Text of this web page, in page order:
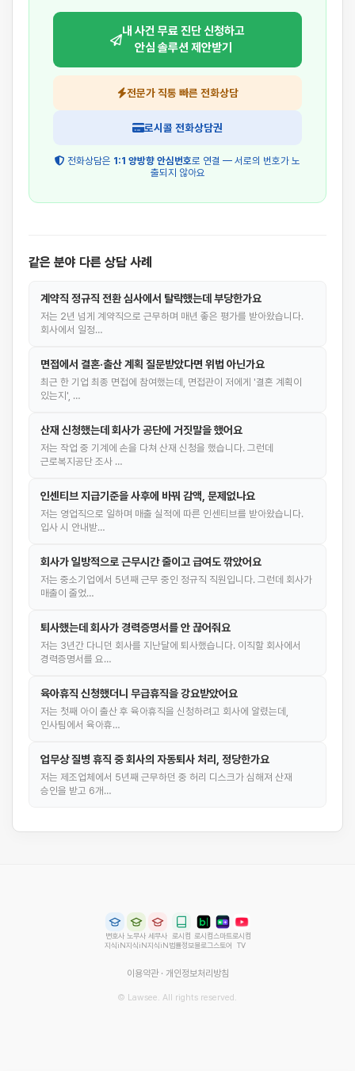
내 사건 무료 진단 신청하고
안심 솔루션 제안받기
전문가 직통 빠른 전화상담
로시콜 전화상담권
전화상담은 1:1 양방향 안심번호로 연결 — 서로의 번호가 노
출되지 않아요
같은 분야 다른 상담 사례
계약직 정규직 전환 심사에서 탈락했는데 부당한가요
저는 2년 넘게 계약직으로 근무하며 매년 좋은 평가를 받아왔습니다.
회사에서 일정…
면접에서 결혼·출산 계획 질문받았다면 위법 아닌가요
최근 한 기업 최종 면접에 참여했는데, 면접관이 저에게 '결혼 계획이
있는지', …
산재 신청했는데 회사가 공단에 거짓말을 했어요
저는 작업 중 기계에 손을 다쳐 산재 신청을 했습니다. 그런데
근로복지공단 조사 …
인센티브 지급기준을 사후에 바꿔 감액, 문제없나요
저는 영업직으로 일하며 매출 실적에 따른 인센티브를 받아왔습니다.
입사 시 안내받…
회사가 일방적으로 근무시간 줄이고 급여도 깎았어요
저는 중소기업에서 5년째 근무 중인 정규직 직원입니다. 그런데 회사가
매출이 줄었…
퇴사했는데 회사가 경력증명서를 안 끊어줘요
저는 3년간 다니던 회사를 지난달에 퇴사했습니다. 이직할 회사에서
경력증명서를 요…
육아휴직 신청했더니 무급휴직을 강요받았어요
저는 첫째 아이 출산 후 육아휴직을 신청하려고 회사에 알렸는데,
인사팀에서 육아휴…
업무상 질병 휴직 중 회사의 자동퇴사 처리, 정당한가요
저는 제조업체에서 5년째 근무하던 중 허리 디스크가 심해져 산재
승인을 받고 6개…
변호사
지식iN
노무사
지식iN
세무사
지식iN
로시컴
법률정보
로시컴
블로그
스마트
스토어
로시컴
TV
이용약관· 개인정보처리방침
© Lawsee. All rights reserved.